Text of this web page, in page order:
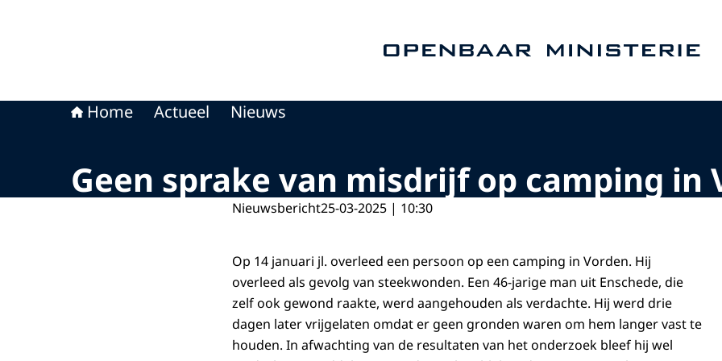
Home Actueel Nieuws
Geen sprake van misdrijf op camping in
Nieuwsbericht25-03-2025 | 10:30
Op 14 januari jl. overleed een persoon op een camping in Vorden. Hij
overleed als gevolg van steekwonden. Een 46-jarige man uit Enschede, die
zelf ook gewond raakte, werd aangehouden als verdachte. Hij werd drie
dagen later vrijgelaten omdat er geen gronden waren om hem langer vast te
houden. In afwachting van de resultaten van het onderzoek bleef hij wel